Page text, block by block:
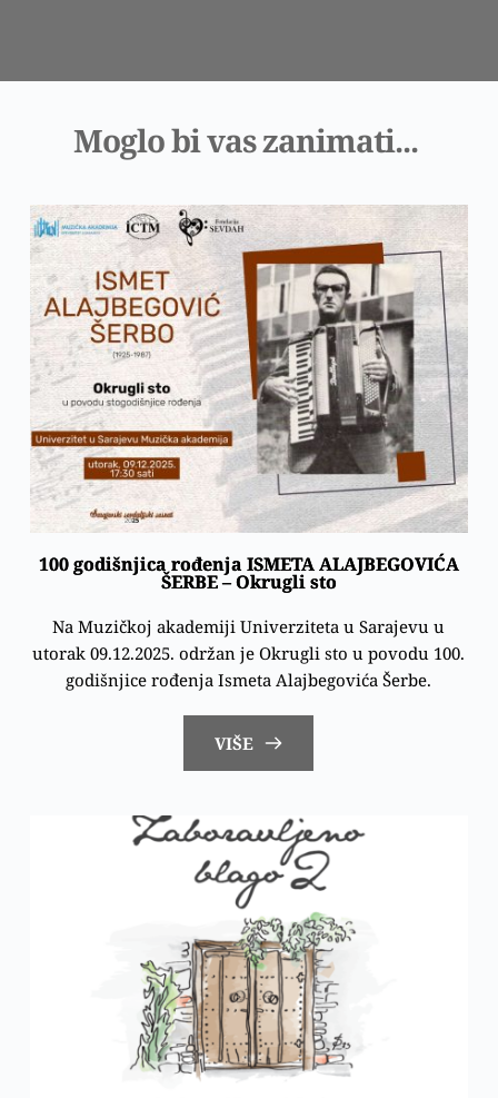
Moglo bi vas zanimati...
100 godišnjica rođenja ISMETA ALAJBEGOVIĆA
ŠERBE – Okrugli sto
Na Muzičkoj akademiji Univerziteta u Sarajevu u
utorak 09.12.2025. održan je Okrugli sto u povodu 100.
godišnjice rođenja Ismeta Alajbegovića Šerbe.
VIŠE